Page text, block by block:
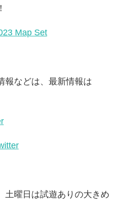
Map Set
報などは、最新情報は
土曜日は試遊ありの大きめ